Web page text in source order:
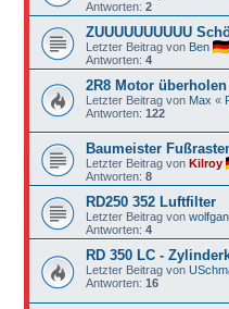
Antworten: 2
ZUUUUUUUUUU
Letzter Beitrag von Ben
Antworten: 4
2R8 Motor
Letzter Beitrag von Max «
Antworten: 122
Baumeister
Letzter Beitrag von Kilroy
Antworten: 8
RD250 352 Luftfilter
Letzter Beitrag von
Antworten: 4
RD 350 LC -
Letzter Beitrag von
Antworten: 16